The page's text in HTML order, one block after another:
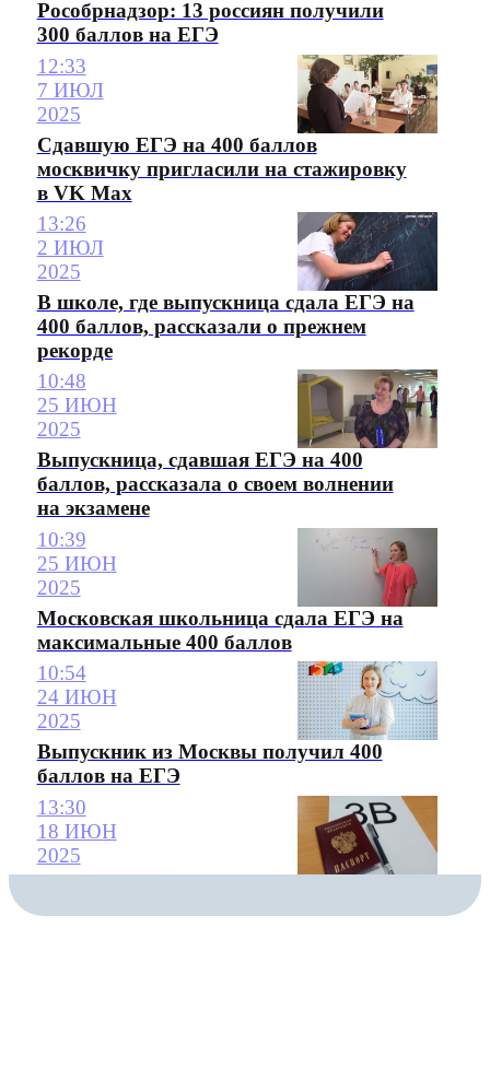
Рособрнадзор: 13 россиян получили
300 баллов на ЕГЭ
12:33
7 ИЮЛ
2025
Сдавшую ЕГЭ на 400 баллов
москвичку пригласили на стажировку
в VK Max
13:26
2 ИЮЛ
2025
В школе, где выпускница сдала ЕГЭ на
400 баллов, рассказали о прежнем
рекорде
10:48
25 ИЮН
2025
Выпускница, сдавшая ЕГЭ на 400
баллов, рассказала о своем волнении
на экзамене
10:39
25 ИЮН
2025
Московская школьница сдала ЕГЭ на
максимальные 400 баллов
10:54
24 ИЮН
2025
Выпускник из Москвы получил 400
баллов на ЕГЭ
13:30
18 ИЮН
2025